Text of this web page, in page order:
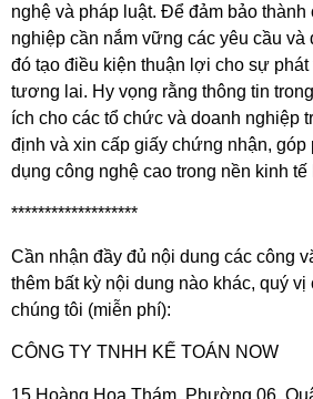
nghệ và pháp luật. Để đảm bảo thành
nghiệp cần nắm vững các yêu cầu và
đó tạo điều kiện thuận lợi cho sự
tương lai. Hy vọng rằng thông tin
ích cho các tổ chức và doanh nghiệp
định và xin cấp giấy chứng nhận, góp
dụng công nghệ cao trong nền kinh tế
*******************
Cần nhận đầy đủ nội dung các công
thêm bất kỳ nội dung nào khác, quý
chúng tôi (miễn phí):
CÔNG TY TNHH KẾ TOÁN NOW
15 Hoàng Hoa Thám, Phường 06,